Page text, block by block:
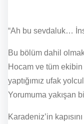
“Ah bu sevdaluk…
Bu bölüm dahil
Hocam ve tüm
yaptığımız ufak
Yorumuma yakışan
Karadeniz’in